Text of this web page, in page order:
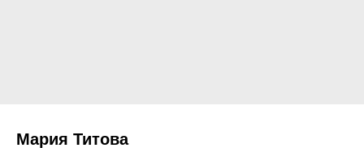
Мария Титова